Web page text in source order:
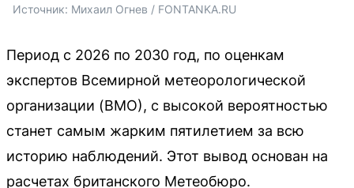
Источник: Михаил Огнев / FONTANKA.RU
Период с 2026 по 2030 год, по оценкам
экспертов Всемирной метеорологической
организации (ВМО), с высокой вероятностью
станет самым жарким пятилетием за всю
историю наблюдений. Этот вывод основан на
расчетах британского Метеобюро.